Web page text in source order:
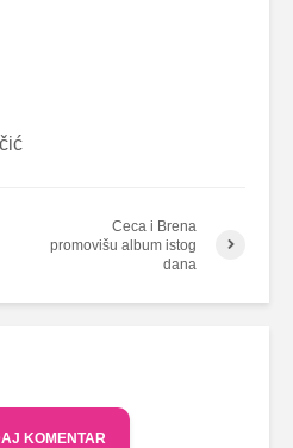
Ceca i Brena
promovišu album istog
dana
KOMENTAR